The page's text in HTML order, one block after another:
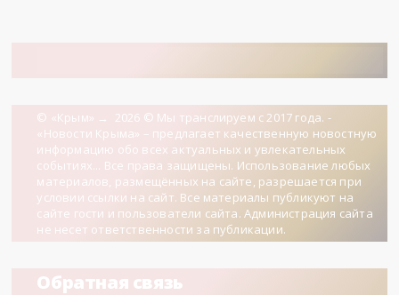
© «Крым» → 2026 © Мы транслируем с 2017 года. -
«Новости Крыма» – предлагает качественную новостную
информацию обо всех актуальных и увлекательных
событиях... Все права защищены. Использование любых
материалов, размещённых на сайте, разрешается при
условии ссылки на сайт. Все материалы публикуют на
сайте гости и пользователи сайта. Администрация сайта
не несет ответственности за публикации.
Обратная связь